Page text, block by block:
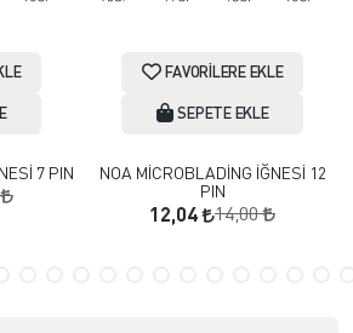
7 PIN
FAVORILERE EKLE
SEPETE EKLE
NOA MİCROBLADİNG İĞNESİ 12
PIN
12,04 14,00